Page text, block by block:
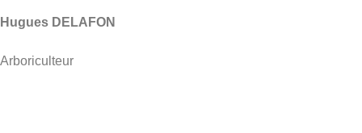
Hugues DELAFON
Arboriculteur